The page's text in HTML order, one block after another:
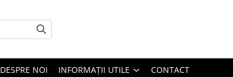
DESPRE NOI INFORMAȚII UTILE CONTACT